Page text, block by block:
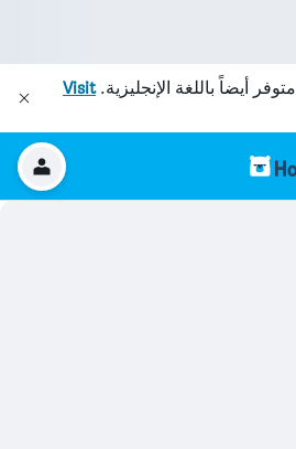
متوفر أيضاً باللغة الإنجليزية.Visit